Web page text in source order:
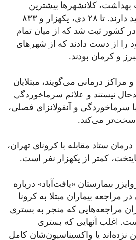
کلانشهرها بیشترین
درگیری را با سویه جدید دارند. تا ۲۸ دی، یکهزار و ۸۳۳
کشور ثبت شد که از میان تمام
جان خود را از دست دادند که از شهرهای
و کرمان بودند.
مراکز درمانی می‌گویند، مبتلایان
نیستند و علائم سرماخوردگی
سرماخوردگی و آنفولانزای فصلی،
سخت‌تر می‌کند.
ستاد مقابله با کرونای تهران،
کمتر از یکهزار نفر است.
بیمارستان «یافت‌آباد» درباره
مراجعه بیماران مبتلا به کرونا
مراجعه‌هایی که منجر به بستری
اغلب آنهایی که بستری
نزده‌اند یا واکسیناسیون‌شان کامل